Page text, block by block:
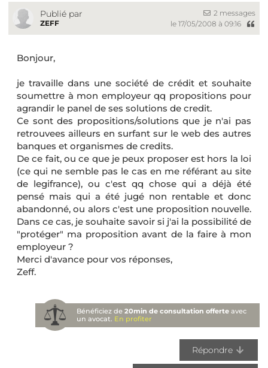
Publié par
ZEFF
2 messages
le 17/05/2008 à 09:16
Bonjour,
je travaille dans une société de crédit et souhaite
soumettre à mon employeur qq propositions pour
agrandir le panel de ses solutions de credit.
Ce sont des propositions/solutions que je n'ai pas
retrouvees ailleurs en surfant sur le web des autres
banques et organismes de credits.
De ce fait, ou ce que je peux proposer est hors la loi
(ce qui ne semble pas le cas en me référant au site
de legifrance), ou c'est qq chose qui a déjà été
pensé mais qui a été jugé non rentable et donc
abandonné, ou alors c'est une proposition nouvelle.
Dans ce cas, je souhaite savoir si j'ai la possibilité de
"protéger" ma proposition avant de la faire à mon
employeur ?
Merci d'avance pour vos réponses,
Zeff.
Bénéficiez de20min de consultation offerte avec
un avocat. En profiter
Répondre